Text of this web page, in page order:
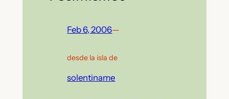
Feb 6, 2006—
desde la isla de
solentiname